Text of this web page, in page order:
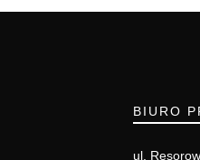
BIURO
ul.